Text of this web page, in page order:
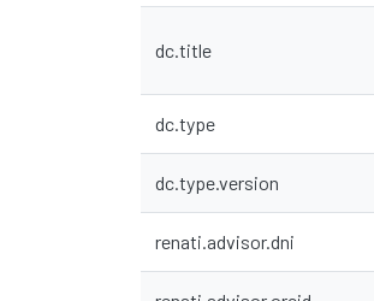
dc.title
dc.type
dc.type.version
renati.advisor.dni